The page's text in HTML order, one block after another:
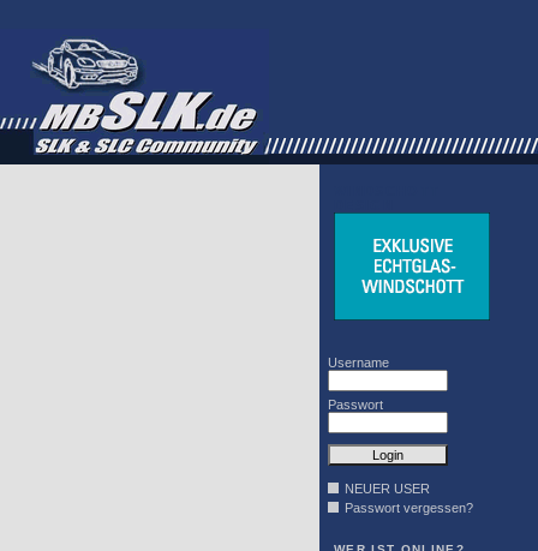
Username
Passwort
NEUER USER
Passwort vergessen?